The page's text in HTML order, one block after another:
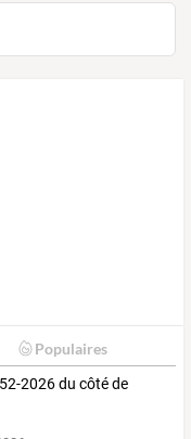
Populaires
2026 du côté de